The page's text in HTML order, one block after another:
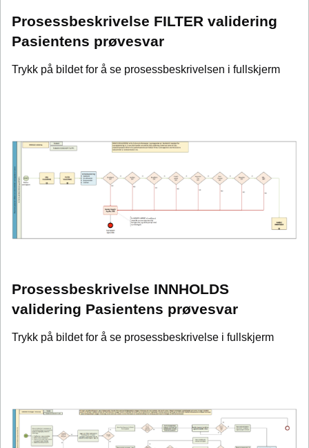
Prosessbeskrivelse FILTER validering
Pasientens prøvesvar
Trykk på bildet for å se prosessbeskrivelsen i fullskjerm
Prosessbeskrivelse INNHOLDS
validering Pasientens prøvesvar
Trykk på bildet for å se prosessbeskrivelse i fullskjerm